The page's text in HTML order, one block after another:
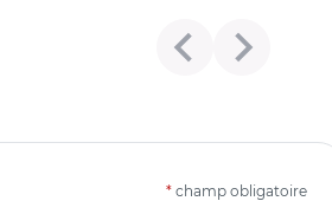
* champ obligatoire